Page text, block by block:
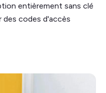
entièrement sans clé
des codes d'accès